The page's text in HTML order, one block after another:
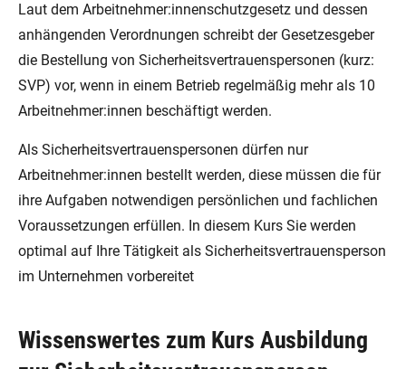
Laut dem Arbeitnehmer:innenschutzgesetz und dessen
anhängenden Verordnungen schreibt der Gesetzesgeber
die Bestellung von Sicherheitsvertrauenspersonen (kurz:
SVP) vor, wenn in einem Betrieb regelmäßig mehr als 10
Arbeitnehmer:innen beschäftigt werden.
Als Sicherheitsvertrauenspersonen dürfen nur
Arbeitnehmer:innen bestellt werden, diese müssen die für
ihre Aufgaben notwendigen persönlichen und fachlichen
Voraussetzungen erfüllen. In diesem Kurs Sie werden
optimal auf Ihre Tätigkeit als Sicherheitsvertrauensperson
im Unternehmen vorbereitet
Wissenswertes zum Kurs Ausbildung